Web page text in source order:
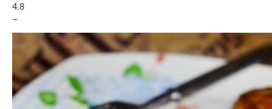
4.8
–